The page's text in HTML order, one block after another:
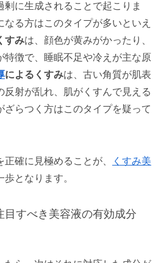
に生成されることで起こりま
る方はこのタイプが多いといえ
すみは、顔色が黄みがかったり、
特徴で、睡眠不足や冷えが主な原
によるくすみは、古い角質が肌表
反射が乱れ、肌がくすんで見える
ざらつく方はこのタイプを疑って
確に見極めることが、
くすみ美
歩となります。
目すべき美容液の有効成分